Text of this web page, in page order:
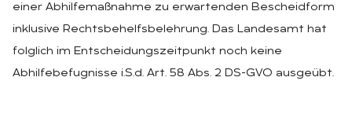
einer Abhilfemaßnahme zu erwartenden Bescheidform
inklusive Rechtsbehelfsbelehrung. Das Landesamt hat
folglich im Entscheidungszeitpunkt noch keine
Abhilfebefugnisse i.S.d. Art. 58 Abs. 2 DS-GVO ausgeübt.